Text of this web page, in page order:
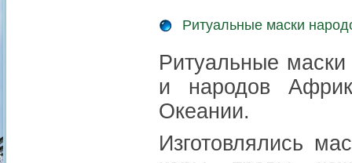
Ритуальные маски
Ритуальные
и народов
Океании.
Изготовлялись